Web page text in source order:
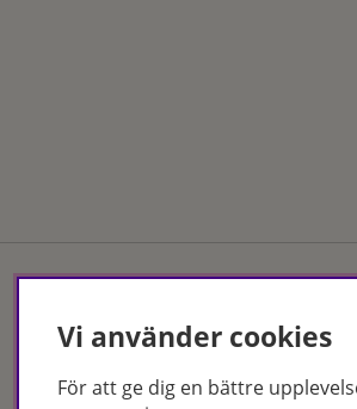
Vi använder cookies
För att ge dig en bättre